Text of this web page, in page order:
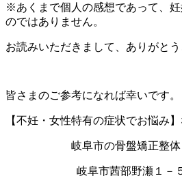
※あくまで個人の感想であって、
のではありません。
お読みいただきまして、ありがとう
皆さまのご参考になれば幸いです。
【不妊・女性特有の症状でお悩み
岐阜市の骨盤矯正整体「
岐阜市茜部野瀬１－５